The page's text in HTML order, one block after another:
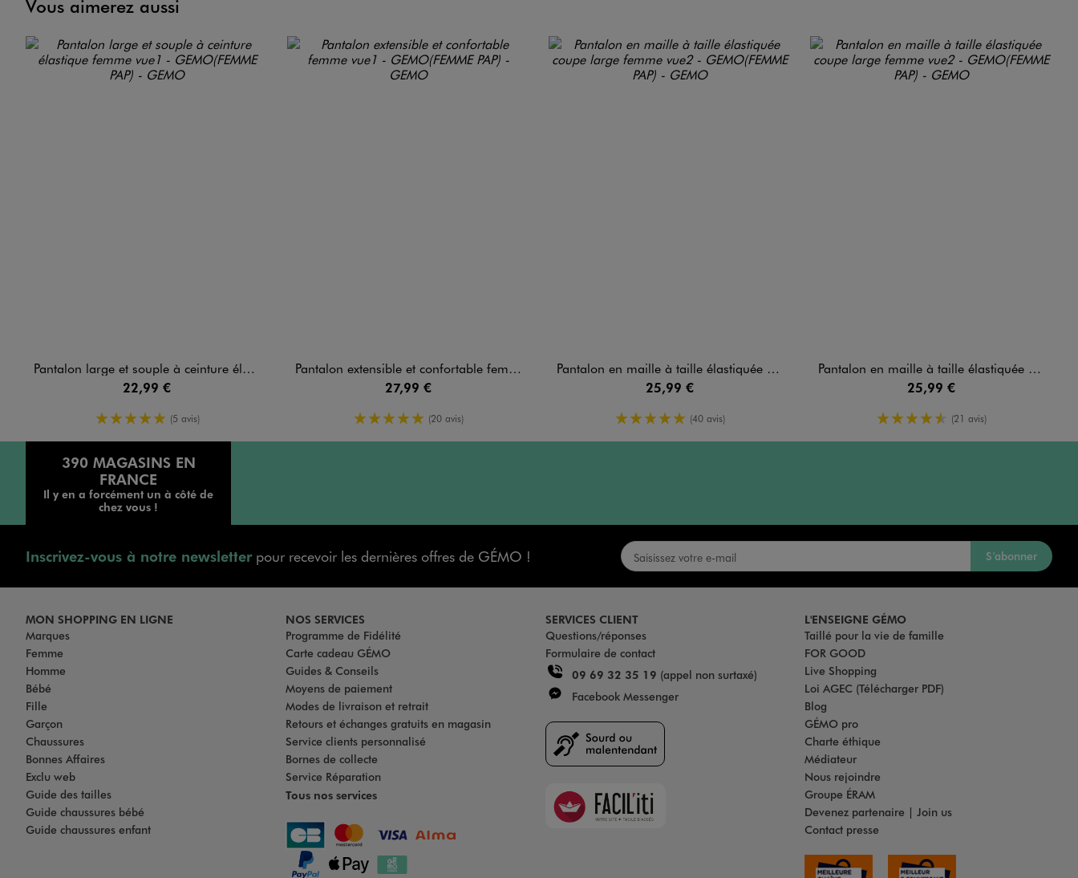
Vous aimerez aussi
Pantalon large et souple à ceinture élastique femme
22,99 €
5/5 de moyenne
(5 avis)
Pantalon extensible et confortable femme
27,99 €
5/5 de moyenne
(20 avis)
Pantalon en maille à taille élastiquée coupe large femme
25,99 €
5/5 de moyenne
(40 avis)
Pantalon en maille à taille élastiquée coupe large femme
25,99 €
4.5/5 de moyenne
(21 avis)
390 MAGASINS EN
FRANCE
Il y en a forcément un à côté de
chez vous !
Inscrivez-vous à notre newsletterpour recevoir les dernières offres de GÉMO ! S’abonner
MON SHOPPING EN LIGNE
Marques
Femme
Homme
Bébé
Fille
Garçon
Chaussures
Bonnes Affaires
Exclu web
Guide des tailles
Guide chaussures bébé
Guide chaussures enfant
NOS SERVICES
Programme de Fidélité
Carte cadeau GÉMO
Guides & Conseils
Moyens de paiement
Modes de livraison et retrait
Retours et échanges gratuits en magasin
Service clients personnalisé
Bornes de collecte
Service Réparation
Tous nos services
SERVICES CLIENT
Questions/réponses
Formulaire de contact
09 69 32 35 19 (appel non surtaxé)
Facebook Messenger
Faciliti
L'ENSEIGNE GÉMO
Taillé pour la vie de famille
FOR GOOD
Live Shopping
Loi AGEC (Télécharger PDF)
Blog
GÉMO pro
Charte éthique
Médiateur
Nous rejoindre
Groupe ÉRAM
Devenez partenaire | Join us
Contact presse